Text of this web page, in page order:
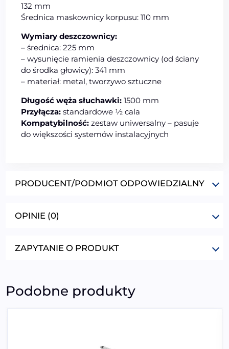
132 mm
Średnica maskownicy korpusu: 110 mm
Wymiary deszczownicy:
– średnica: 225 mm
– wysunięcie ramienia deszczownicy (od ściany
do środka głowicy): 341 mm
– materiał: metal, tworzywo sztuczne
Długość węża słuchawki: 1500 mm
Przyłącza: standardowe ½ cala
Kompatybilność: zestaw uniwersalny – pasuje
do większości systemów instalacyjnych
PRODUCENT/PODMIOT ODPOWIEDZIALNY
OPINIE (0)
ZAPYTANIE O PRODUKT
Podobne produkty